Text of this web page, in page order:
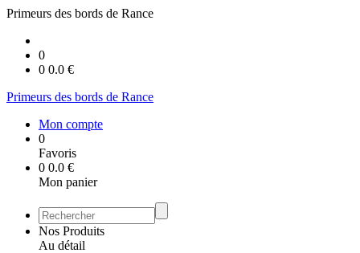
Primeurs des bords de Rance
0
0 0.0 €
Primeurs des bords de Rance
Mon compte
0
Favoris
0 0.0 €
Mon panier
Nos Produits
Au détail